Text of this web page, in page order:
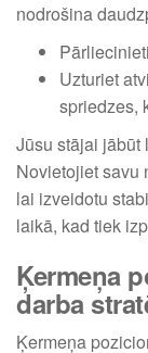
nodrošina
Uzturiet
spriedzes,
Jūsu stājai jābūt
Novietojiet savu
lai izveidotu
laikā, kad tiek
Ķermeņa
darba
Ķermeņa